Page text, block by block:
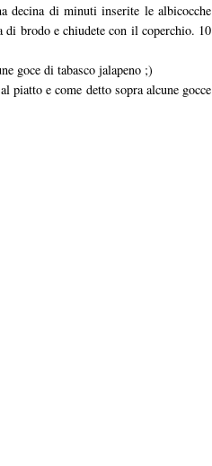
decina di minuti inserite le albicocche
di brodo e chiudete con il coperchio. 10
goce di tabasco jalapeno ;)
piatto e come detto sopra alcune gocce